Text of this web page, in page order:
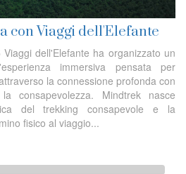
con Viaggi dell'Elefante
dell'Elefante ha organizzato un
immersiva pensata per
la connessione profonda con
consapevolezza. Mindtrek nasce
del trekking consapevole e la
fisico al viaggio...